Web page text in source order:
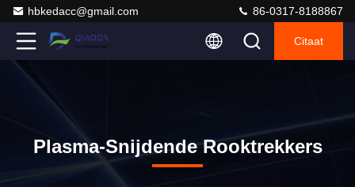
hbkedacc@gmail.com 86-0317-8188867
Citaat
Plasma-Snijdende Rooktrekkers